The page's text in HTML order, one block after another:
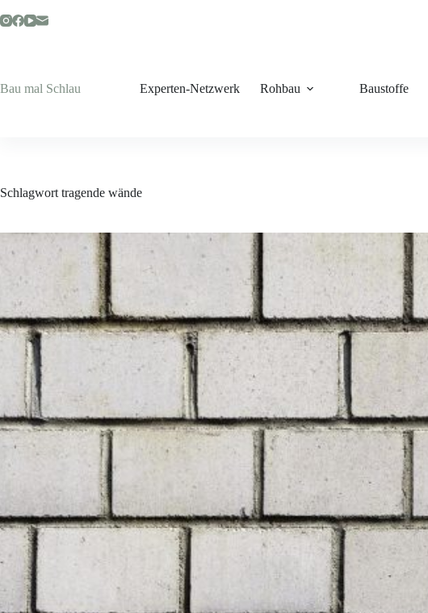
Inhalt
Bau mal Schlau Experten-Netzwerk Rohbau Baustoffe
Schlagwort tragende wände